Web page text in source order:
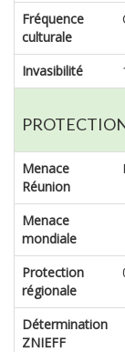
Fréquence
culturale
Invasibilité
Menace
Réunion
Menace
mondiale
Protection
régionale
Détermination
ZNIEFF